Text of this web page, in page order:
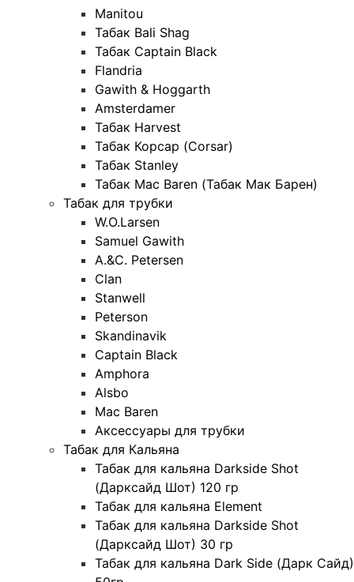
Manitou
Табак Bali Shag
Табак Captain Black
Flandria
Gawith & Hoggarth
Amsterdamer
Табак Harvest
Табак Корсар (Corsar)
Табак Stanley
Табак Mac Baren (Табак Мак Барен)
Табак для трубки
W.O.Larsen
Samuel Gawith
A.&C. Petersen
Clan
Stanwell
Peterson
Skandinavik
Captain Black
Amphora
Alsbo
Mac Baren
Аксессуары для трубки
Табак для Кальяна
Табак для кальяна Darkside Shot
(Дарксайд Шот) 120 гр
Табак для кальяна Element
Табак для кальяна Darkside Shot
(Дарксайд Шот) 30 гр
Табак для кальяна Dark Side (Дарк Сайд)